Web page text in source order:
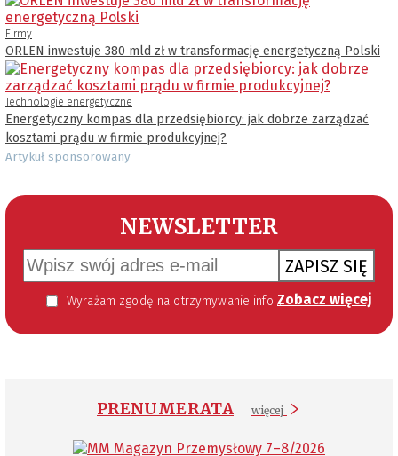
Firmy
ORLEN inwestuje 380 mld zł w transformację energetyczną Polski
Technologie energetyczne
Energetyczny kompas dla przedsiębiorcy: jak dobrze zarządzać
kosztami prądu w firmie produkcyjnej?
Artykuł sponsorowany
NEWSLETTER
ZAPISZ SIĘ
Wyrażam zgodę na otrzymywanie informacji handlowej kierowanej do mnie za pomocą środków komunikacji elektronicznej w szczególności poczty elektronicznej zgodnie z przepisem art. 10 ust 2 ustawy z dnia 18 lipca 2002 roku o świadczeniu usług drogą elektroniczną (Dz. U. 144 z 2002 r. poz. 1204). Zgoda jest dobrowolna, jednak jej wyrażenie jest konieczne, aby otrzymywać newsletter. Zobacz więcej
PRENUMERATA więcej